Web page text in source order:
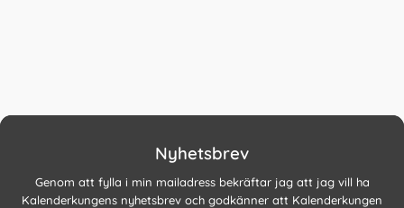
Nyhetsbrev
Genom att fylla i min mailadress bekräftar jag att jag vill ha
Kalenderkungens nyhetsbrev och godkänner att Kalenderkungen